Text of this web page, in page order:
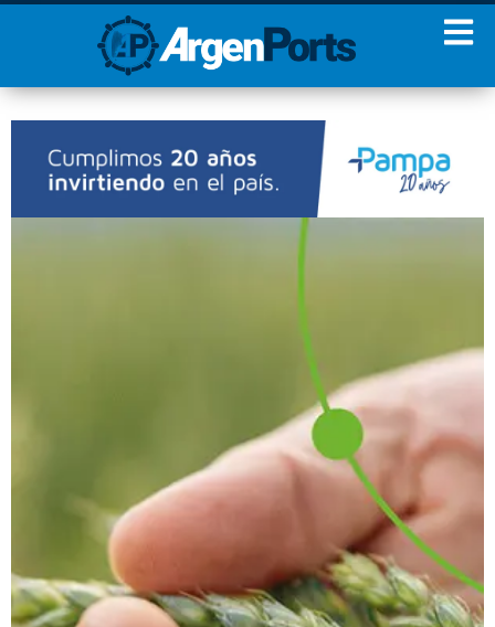
¡Sumate a nuestro
Newsletter!
Nombre Apellidos